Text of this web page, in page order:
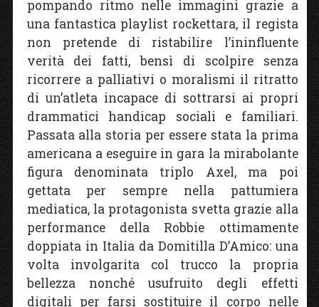
pompando ritmo nelle immagini grazie a
una fantastica playlist rockettara, il regista
non pretende di ristabilire l’ininfluente
verità dei fatti, bensì di scolpire senza
ricorrere a palliativi o moralismi il ritratto
di un’atleta incapace di sottrarsi ai propri
drammatici handicap sociali e familiari.
Passata alla storia per essere stata la prima
americana a eseguire in gara la mirabolante
figura denominata triplo Axel, ma poi
gettata per sempre nella pattumiera
mediatica, la protagonista svetta grazie alla
performance della Robbie ottimamente
doppiata in Italia da Domitilla D’Amico: una
volta involgarita col trucco la propria
bellezza nonché usufruito degli effetti
digitali per farsi sostituire il corpo nelle